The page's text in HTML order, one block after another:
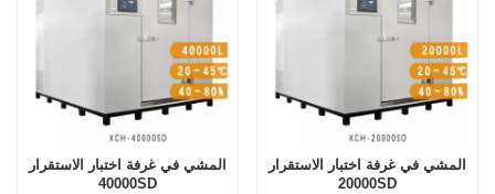
المشي في غرفة اختبار الاستقرار
40000SD
المشي في غرفة اختبار الاستقرار
20000SD